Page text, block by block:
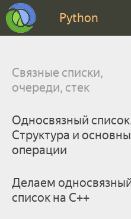
Python
Связные списки,
очереди, стек
Односвязный
Структура и
операции
Делаем
список на С++